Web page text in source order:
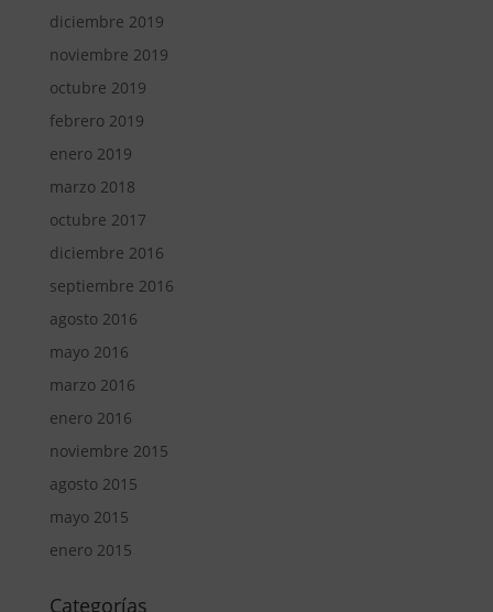
diciembre 2019
noviembre 2019
octubre 2019
febrero 2019
enero 2019
marzo 2018
octubre 2017
diciembre 2016
septiembre 2016
agosto 2016
mayo 2016
marzo 2016
enero 2016
noviembre 2015
agosto 2015
mayo 2015
enero 2015
Categorías